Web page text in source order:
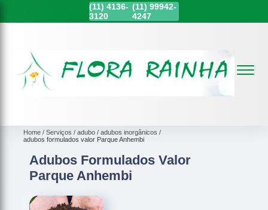
(11) 4136-
3120
(11)99942-
4247
Home Serviços adubo
adubos inorgânicos
adubos formulados valor Parque Anhembi
Adubos Formulados Valor
Parque Anhembi